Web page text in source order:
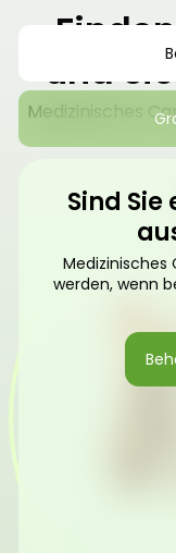
und
Medizinisches
Sind
Medizinisches
werden, wenn